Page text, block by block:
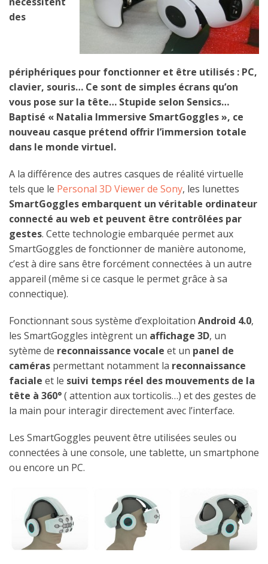
des
périphériques pour fonctionner et être utilisés : PC,
clavier, souris… Ce sont de simples écrans qu’on
vous pose sur la tête… Stupide selon Sensics…
Baptisé « Natalia Immersive SmartGoggles », ce
nouveau casque prétend offrir l’immersion totale
dans le monde virtuel.
A la différence des autres casques de réalité virtuelle
tels que le Personal 3D Viewer de Sony, les lunettes
SmartGoggles embarquent un véritable ordinateur
connecté au web et peuvent être contrôlées par
gestes. Cette technologie embarquée permet aux
SmartGoggles de fonctionner de manière autonome,
c’est à dire sans être forcément connectées à un autre
appareil (même si ce casque le permet grâce à sa
connectique).
Fonctionnant sous système d’exploitation Android 4.0,
les SmartGoggles intègrent un affichage 3D, un
sytème de reconnaissance vocale et un panel de
caméras permettant notamment la reconnaissance
faciale et le suivi temps réel des mouvements de la
tête à 360°( attention aux torticolis…) et des gestes de
la main pour interagir directement avec l’interface.
Les SmartGoggles peuvent être utilisées seules ou
connectées à une console, une tablette, un smartphone
ou encore un PC.